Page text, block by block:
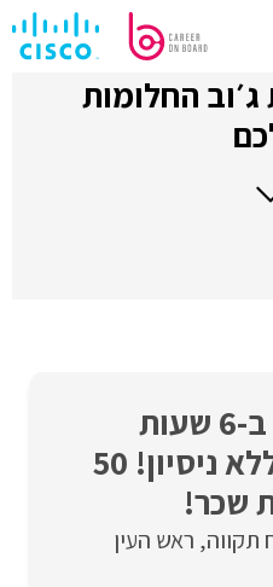
החלומות
16,000 ב-6 שעות
עבודה ללא ניסיון! 50
שכר!
תקווה ראש העין